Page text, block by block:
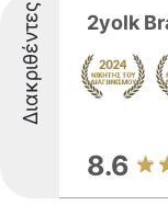
Διακριθέντες 2yolk
8.6